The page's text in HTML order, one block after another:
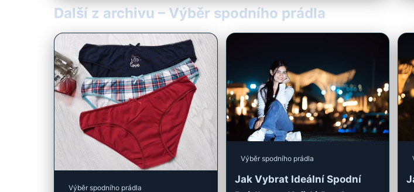
Další z archivu – Výběr spodního prádla
Výběr spodního prádla
Výběr spodního prádla
Jak Vybrat Ideální Spodní